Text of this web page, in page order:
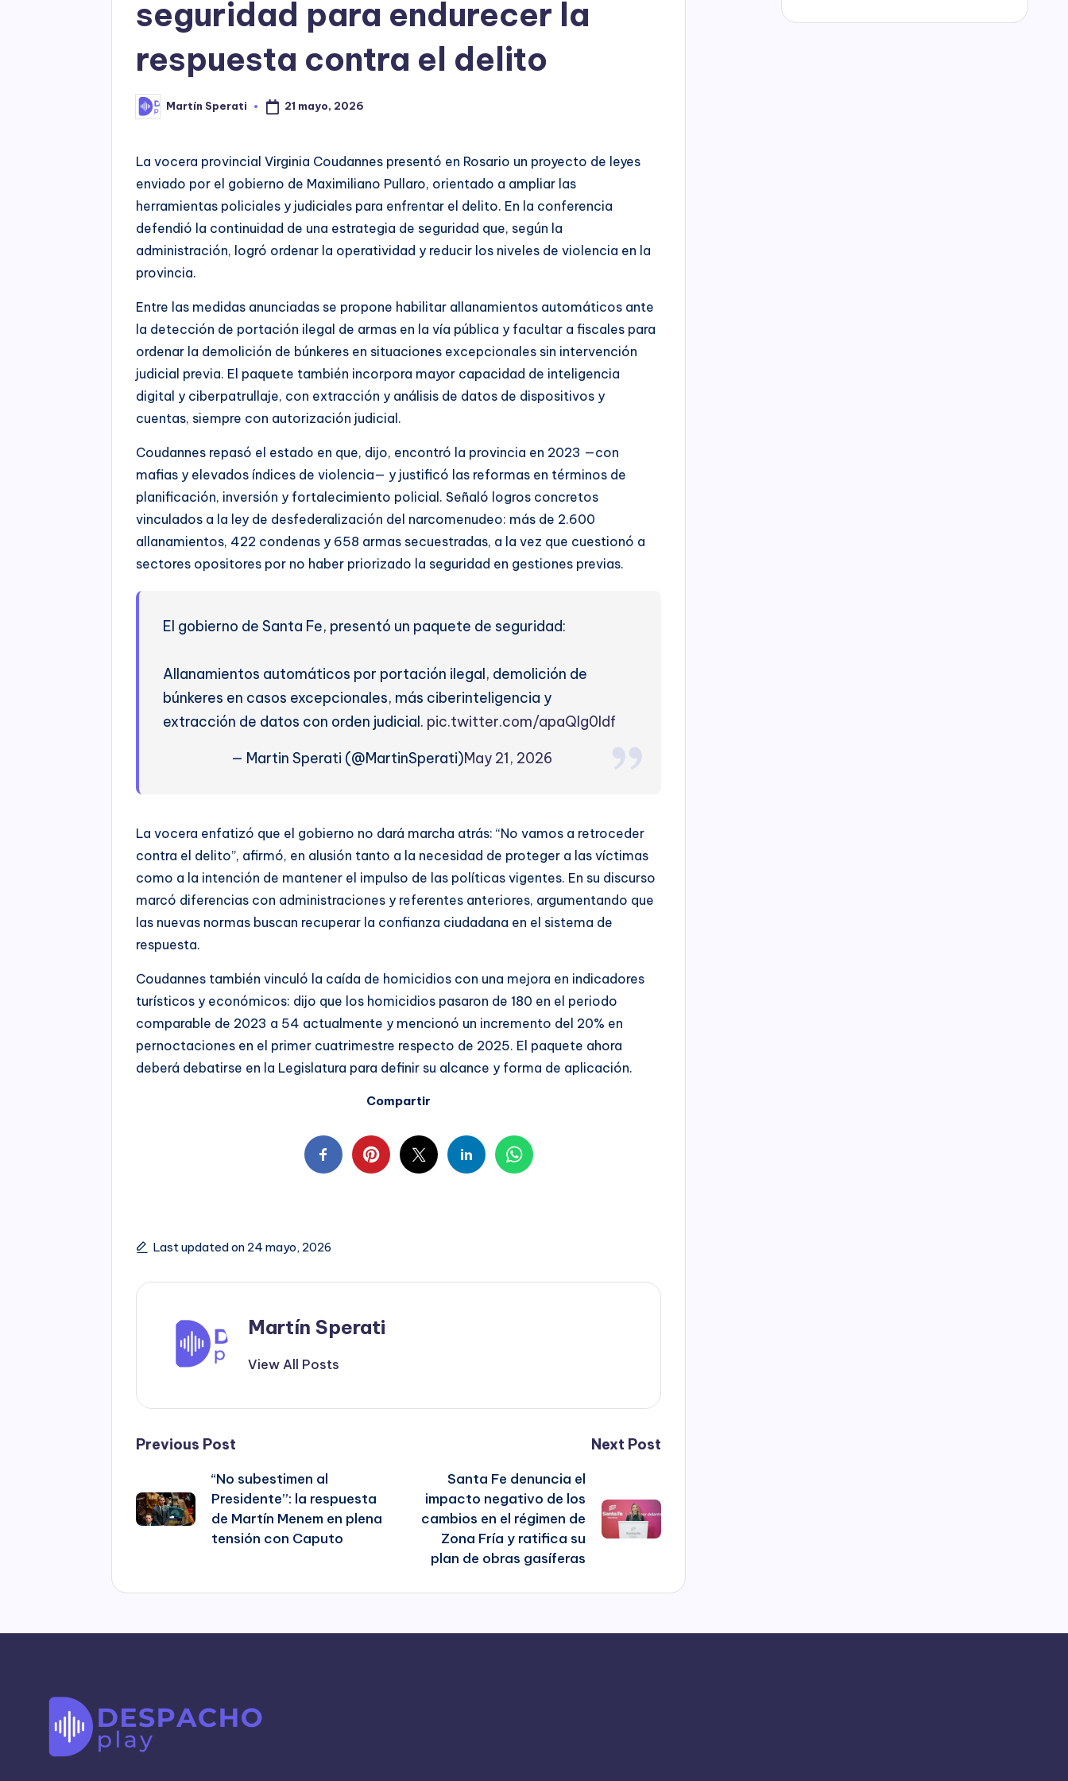
seguridad para endurecer la
respuesta contra el delito
Posted
by
Martín Sperati 21 mayo, 2026
La vocera provincial Virginia Coudannes presentó en Rosario un proyecto de leyes
enviado por el gobierno de Maximiliano Pullaro, orientado a ampliar las
herramientas policiales y judiciales para enfrentar el delito. En la conferencia
defendió la continuidad de una estrategia de seguridad que, según la
administración, logró ordenar la operatividad y reducir los niveles de violencia en la
provincia.
Entre las medidas anunciadas se propone habilitar allanamientos automáticos ante
la detección de portación ilegal de armas en la vía pública y facultar a fiscales para
ordenar la demolición de búnkeres en situaciones excepcionales sin intervención
judicial previa. El paquete también incorpora mayor capacidad de inteligencia
digital y ciberpatrullaje, con extracción y análisis de datos de dispositivos y
cuentas, siempre con autorización judicial.
Coudannes repasó el estado en que, dijo, encontró la provincia en 2023 —con
mafias y elevados índices de violencia— y justificó las reformas en términos de
planificación, inversión y fortalecimiento policial. Señaló logros concretos
vinculados a la ley de desfederalización del narcomenudeo: más de 2.600
allanamientos, 422 condenas y 658 armas secuestradas, a la vez que cuestionó a
sectores opositores por no haber priorizado la seguridad en gestiones previas.
El gobierno de Santa Fe, presentó un paquete de seguridad:
Allanamientos automáticos por portación ilegal, demolición de
búnkeres en casos excepcionales, más ciberinteligencia y
extracción de datos con orden judicial. pic.twitter.com/apaQIg0ldf
— Martin Sperati (@MartinSperati)May 21, 2026
La vocera enfatizó que el gobierno no dará marcha atrás: “No vamos a retroceder
contra el delito”, afirmó, en alusión tanto a la necesidad de proteger a las víctimas
como a la intención de mantener el impulso de las políticas vigentes. En su discurso
marcó diferencias con administraciones y referentes anteriores, argumentando que
las nuevas normas buscan recuperar la confianza ciudadana en el sistema de
respuesta.
Coudannes también vinculó la caída de homicidios con una mejora en indicadores
turísticos y económicos: dijo que los homicidios pasaron de 180 en el periodo
comparable de 2023 a 54 actualmente y mencionó un incremento del 20% en
pernoctaciones en el primer cuatrimestre respecto de 2025. El paquete ahora
deberá debatirse en la Legislatura para definir su alcance y forma de aplicación.
Compartir
Last updated on 24 mayo, 2026
Martín Sperati
View All Posts
Post
navigation
Previous Post
“No subestimen al
Presidente”: la respuesta
de Martín Menem en plena
tensión con Caputo
Next Post
Santa Fe denuncia el
impacto negativo de los
cambios en el régimen de
Zona Fría y ratifica su
plan de obras gasíferas